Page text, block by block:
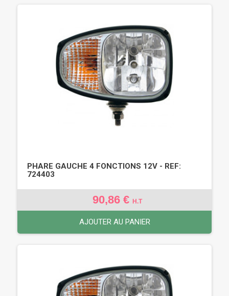
PHARE GAUCHE 4 FONCTIONS 12V - REF:
724403
90,86 € H.T
AJOUTER AU PANIER